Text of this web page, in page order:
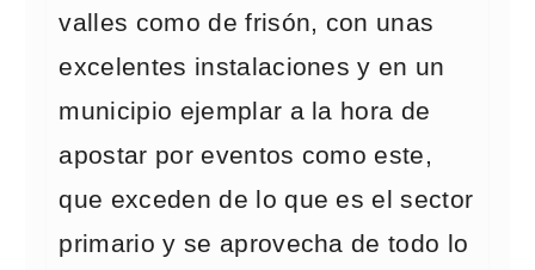
valles como de frisón, con unas
excelentes instalaciones y en un
municipio ejemplar a la hora de
apostar por eventos como este,
que exceden de lo que es el sector
primario y se aprovecha de todo lo